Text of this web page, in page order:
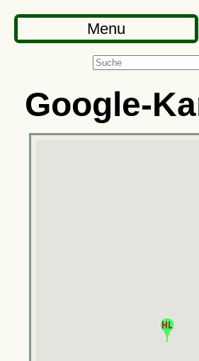
Menu
Google-